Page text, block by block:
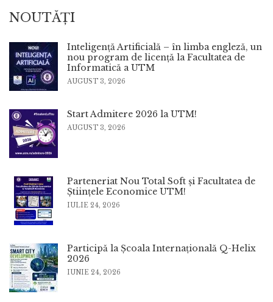
NOUTĂȚI
Inteligență Artificială – în limba engleză, un
nou program de licență la Facultatea de
Informatică a UTM
AUGUST 3, 2026
Start Admitere 2026 la UTM!
AUGUST 3, 2026
Parteneriat Nou Total Soft și Facultatea de
Științele Economice UTM!
IULIE 24, 2026
Participă la Școala Internațională Q-Helix
2026
IUNIE 24, 2026